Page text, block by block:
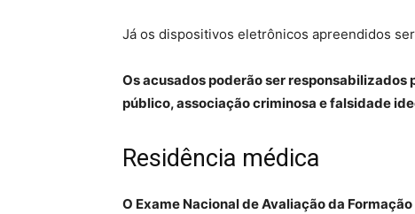
Já os dispositivos eletrônicos apreendidos
Os acusados poderão ser
público, associação criminosa e falsidade
Residência médica
O Exame Nacional de Avaliação da